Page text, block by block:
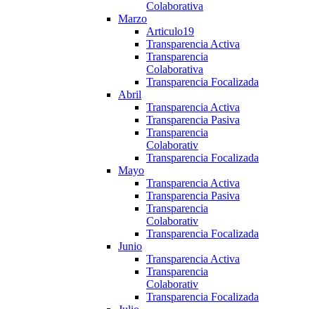
Colaborativa
Marzo
Articulo19
Transparencia Activa
Transparencia
Colaborativa
Transparencia Focalizada
Abril
Transparencia Activa
Transparencia Pasiva
Transparencia
Colaborativ
Transparencia Focalizada
Mayo
Transparencia Activa
Transparencia Pasiva
Transparencia
Colaborativ
Transparencia Focalizada
Junio
Transparencia Activa
Transparencia
Colaborativ
Transparencia Focalizada